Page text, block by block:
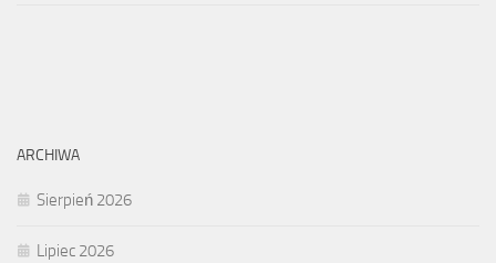
ARCHIWA
Sierpień 2026
Lipiec 2026